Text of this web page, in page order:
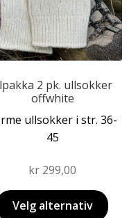
2 pk. ullsokker
offwhite
ullsokker i str. 36-
45
kr 299,00
Velg alternativ
Alternativene
kan
velges
produktsiden